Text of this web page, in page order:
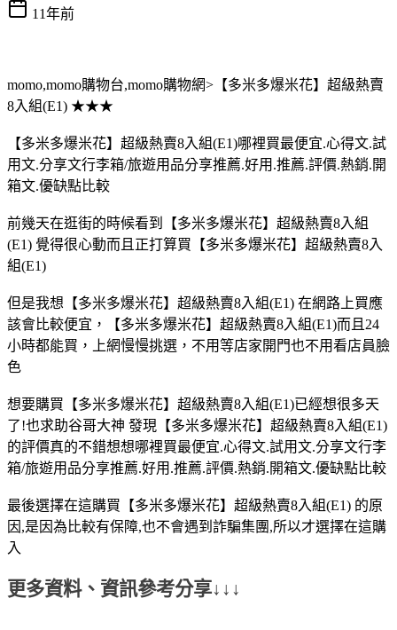
11年前
momo,momo購物台,momo購物網>【多米多爆米花】超級熱賣
8入組(E1) ★★★
【多米多爆米花】超級熱賣8入組(E1)哪裡買最便宜.心得文.試
用文.分享文行李箱/旅遊用品分享推薦.好用.推薦.評價.熱銷.開
箱文.優缺點比較
前幾天在逛街的時候看到【多米多爆米花】超級熱賣8入組
(E1) 覺得很心動而且正打算買【多米多爆米花】超級熱賣8入
組(E1)
但是我想【多米多爆米花】超級熱賣8入組(E1) 在網路上買應
該會比較便宜，【多米多爆米花】超級熱賣8入組(E1)而且24
小時都能買，上網慢慢挑選，不用等店家開門也不用看店員臉
色
想要購買【多米多爆米花】超級熱賣8入組(E1)已經想很多天
了!也求助谷哥大神 發現【多米多爆米花】超級熱賣8入組(E1)
的評價真的不錯想想哪裡買最便宜.心得文.試用文.分享文行李
箱/旅遊用品分享推薦.好用.推薦.評價.熱銷.開箱文.優缺點比較
最後選擇在這購買【多米多爆米花】超級熱賣8入組(E1) 的原
因,是因為比較有保障,也不會遇到詐騙集團,所以才選擇在這購
入
更多資料、資訊參考分享↓↓↓